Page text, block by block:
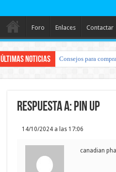
Foro Enlaces Contactar
Últimas noticias Consejos para
Respuesta a: pin up
14/10/2024 a las 17:06
canadian